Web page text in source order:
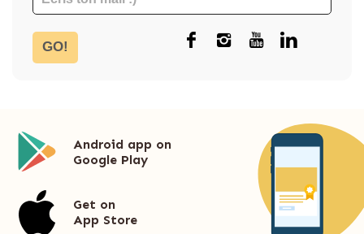
GO!
Android app on
Google Play
Get on
App Store